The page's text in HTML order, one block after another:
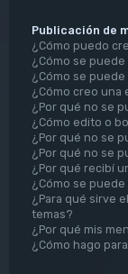
Publicación de
¿Cómo puedo
¿Cómo se
¿Cómo se
¿Cómo creo una
¿Por qué no se
¿Cómo edito o
¿Por qué no se
¿Por qué no se
¿Por qué recibí
¿Cómo se
¿Para qué sirve
temas?
¿Por qué mis
¿Cómo hago